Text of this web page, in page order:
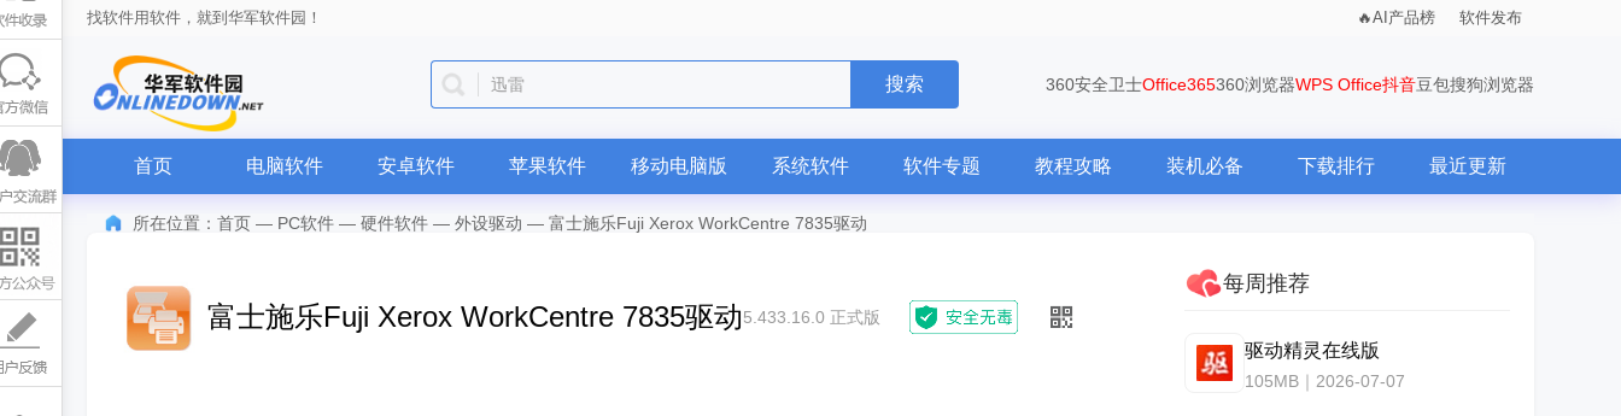
找软件用软件，就到华军软件园！ AI产品榜 软件发布
迅雷 搜索 360安全卫士Office365360浏览器WPS Office抖音豆包搜狗浏览器
首页 电脑软件 安卓软件 苹果软件 移动电脑版 系统软件 软件专题 教程攻略 装机必备 下载排行 最近更新
所在位置： 首页 — PC软件 — 硬件软件 — 外设驱动 — 富士施乐Fuji Xerox WorkCentre 7835驱动
富士施乐Fuji Xerox WorkCentre 7835驱动5.433.16.0 正式版
每周推荐
驱动精灵在线版
105MB｜2026-07-07